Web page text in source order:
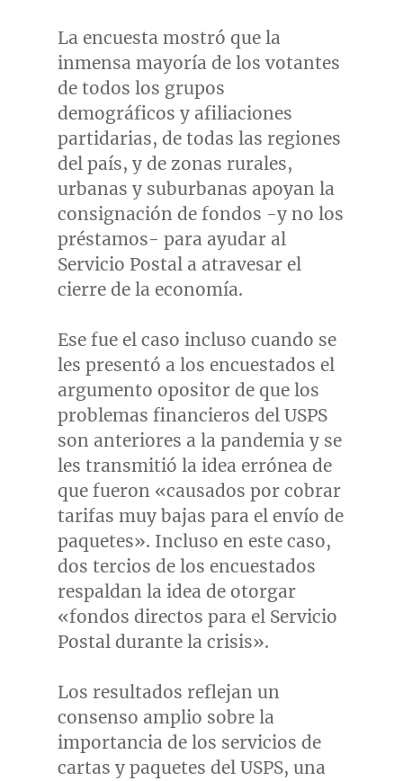
La encuesta mostró que la
inmensa mayoría de los votantes
de todos los grupos
demográficos y afiliaciones
partidarias, de todas las regiones
del país, y de zonas rurales,
urbanas y suburbanas apoyan la
consignación de fondos -y no los
préstamos- para ayudar al
Servicio Postal a atravesar el
cierre de la economía.
Ese fue el caso incluso cuando se
les presentó a los encuestados el
argumento opositor de que los
problemas financieros del USPS
son anteriores a la pandemia y se
les transmitió la idea errónea de
que fueron «causados por cobrar
tarifas muy bajas para el envío de
paquetes». Incluso en este caso,
dos tercios de los encuestados
respaldan la idea de otorgar
«fondos directos para el Servicio
Postal durante la crisis».
Los resultados reflejan un
consenso amplio sobre la
importancia de los servicios de
cartas y paquetes del USPS, una